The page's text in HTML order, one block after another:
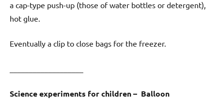
a cap-type push-up (those of water bottles or detergent),
hot glue.
Eventually a clip to close bags for the freezer.
Science experiments for children – Balloon